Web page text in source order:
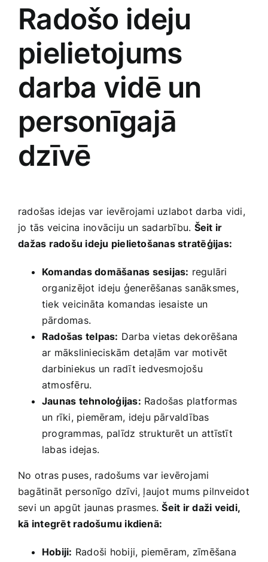
Radošo ideju‌
pielietojums
darba vidē un
personīgajā
dzīvē
radošas idejas var ievērojami uzlabot darba vidi, ​
jo tās⁤ veicina inovāciju un sadarbību. Šeit ir
⁣dažas radošu ​ideju pielietošanas stratēģijas:
Komandas domāšanas sesijas: regulāri
organizējot⁢ ideju ģenerēšanas sanāksmes,
tiek veicināta ‌komandas iesaiste un
pārdomas.
Radošas telpas: Darba​ vietas dekorēšana
ar mākslinieciskām ⁤detaļām var motivēt
darbiniekus ​un radīt iedvesmojošu
atmosfēru.
Jaunas tehnoloģijas: Radošas platformas
un rīki, piemēram, ideju‍ pārvaldības
programmas,‌ palīdz strukturēt un attīstīt⁣
labas idejas.
No ⁣otras puses, ‍radošums var ievērojami
bagātināt personīgo dzīvi, ļaujot mums pilnveidot
‌sevi un apgūt⁤ jaunas prasmes.Šeit ir daži veidi,
⁤kā integrēt ‌radošumu ikdienā:
Hobiji: Radoši hobiji, piemēram, zīmēšana